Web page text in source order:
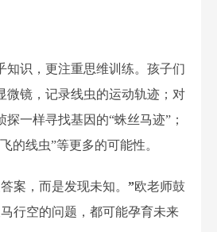
知识， 更注重思维训练。 孩子们
微镜， 记录线虫的运动轨迹 ； 对
探一样寻找基因的“蛛丝马迹” ；
的线虫”等更多的可能性。
案，而是发现未知。 ”欧老师鼓
行空的问题，都可能孕育未来